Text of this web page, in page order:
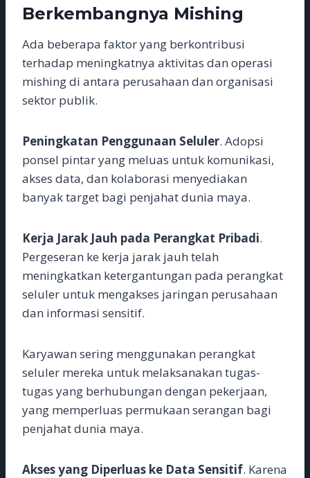
Berkembangnya Mishing
Ada beberapa faktor yang berkontribusi
terhadap meningkatnya aktivitas dan operasi
mishing di antara perusahaan dan organisasi
sektor publik.
Peningkatan Penggunaan Seluler. Adopsi
ponsel pintar yang meluas untuk komunikasi,
akses data, dan kolaborasi menyediakan
banyak target bagi penjahat dunia maya.
Kerja Jarak Jauh pada Perangkat Pribadi.
Pergeseran ke kerja jarak jauh telah
meningkatkan ketergantungan pada perangkat
seluler untuk mengakses jaringan perusahaan
dan informasi sensitif.
Karyawan sering menggunakan perangkat
seluler mereka untuk melaksanakan tugas-
tugas yang berhubungan dengan pekerjaan,
yang memperluas permukaan serangan bagi
penjahat dunia maya.
Akses yang Diperluas ke Data Sensitif. Karena